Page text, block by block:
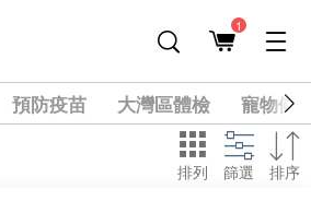
1
預防疫苗 大灣區體檢
寵物健
排列 篩選 排序